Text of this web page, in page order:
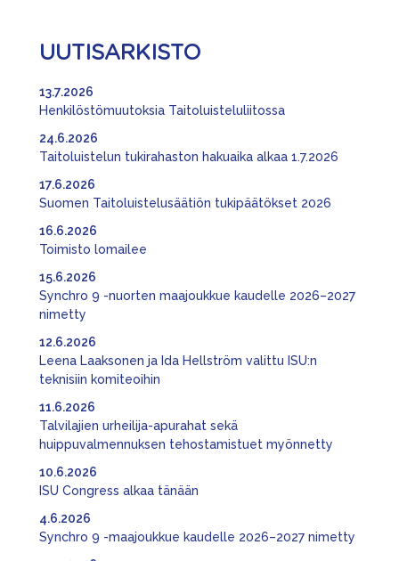
UUTISARKISTO
Henkilöstömuutoksia Taitoluisteluliitossa
13.7.2026
Taitoluistelun tukirahaston hakuaika alkaa 1.7.2026
24.6.2026
Suomen Taitoluistelusäätiön tukipäätökset 2026
17.6.2026
Toimisto lomailee
16.6.2026
Synchro 9 -nuorten maajoukkue kaudelle 2026–2027
nimetty
15.6.2026
Leena Laaksonen ja Ida Hellström valittu ISU:n
teknisiin komiteoihin
12.6.2026
Talvilajien urheilija-apurahat sekä
huippuvalmennuksen tehostamistuet myönnetty
11.6.2026
ISU Congress alkaa tänään
10.6.2026
Synchro 9 -maajoukkue kaudelle 2026–2027 nimetty
4.6.2026